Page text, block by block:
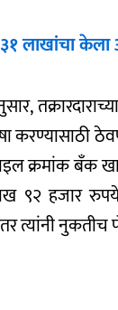
लाखांचा केला
करण्यासाठी
क्रमांक बँक
९२ हजार
नुकतीच